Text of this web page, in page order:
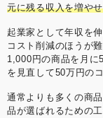
元に残る収入を増や
起業家として年収を
コスト削減のほうが
1,000円の商品を月に
を見直して50万円の
通常よりも多くの商
品が選ばれるための